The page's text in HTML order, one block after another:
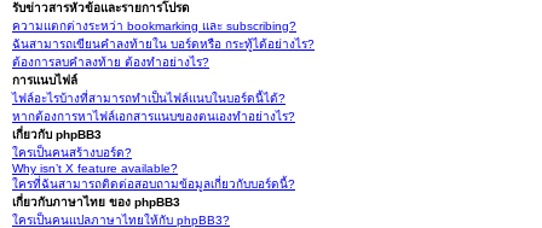
รับข่าวสารหัวข้อและรายการโปรด
ความแตกต่างระหว่า bookmarking และ subscribing?
ฉันสามารถเขียนคำลงท้ายใน บอร์ดหรือ กระทู้ได้อย่างไร?
ต้องการลบคำลงท้าย ต้องทำอย่างไร?
การแนบไฟล์
ไฟล์อะไรบ้างที่สามารถทำเป็นไฟล์แนบในบอร์ดนี้ได้?
หากต้องการหาไฟล์เอกสารแนบของตนเองทำอย่างไร?
เกี่ยวกับ phpBB3
ใครเป็นคนสร้างบอร์ด?
Why isn’t X feature available?
ใครที่ฉันสามารถติดต่อสอบถามข้อมูลเกี่ยวกับบอร์ดนี้?
เกี่ยวกับภาษาไทย ของ phpBB3
ใครเป็นคนแปลภาษาไทยให้กับ phpBB3?